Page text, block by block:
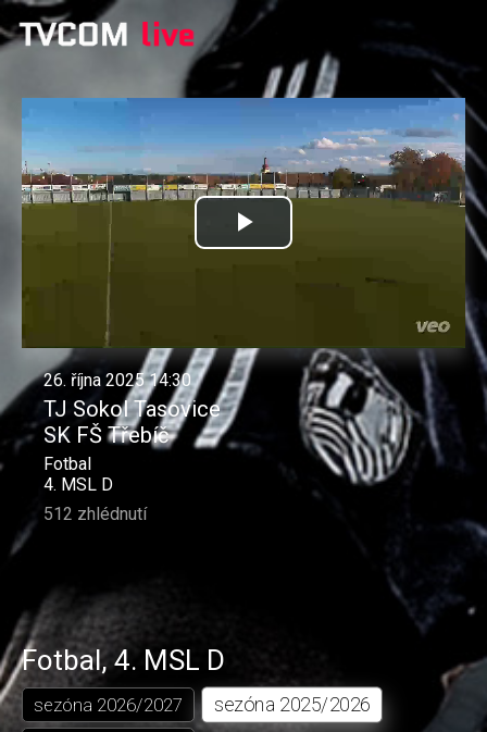
Přehrát
26. října 2025 14:30
TJ Sokol Tasovice
SK FŠ Třebíč
Fotbal
4. MSL D
512 zhlédnutí
Fotbal,4. MSL D
sezóna 2026/2027 sezóna 2025/2026